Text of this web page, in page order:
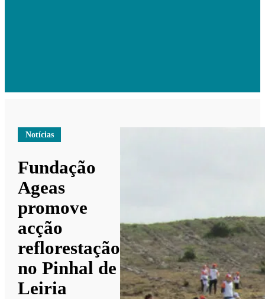
Notícias
Fundação
Ageas
promove
acção
reflorestação
no Pinhal de
Leiria